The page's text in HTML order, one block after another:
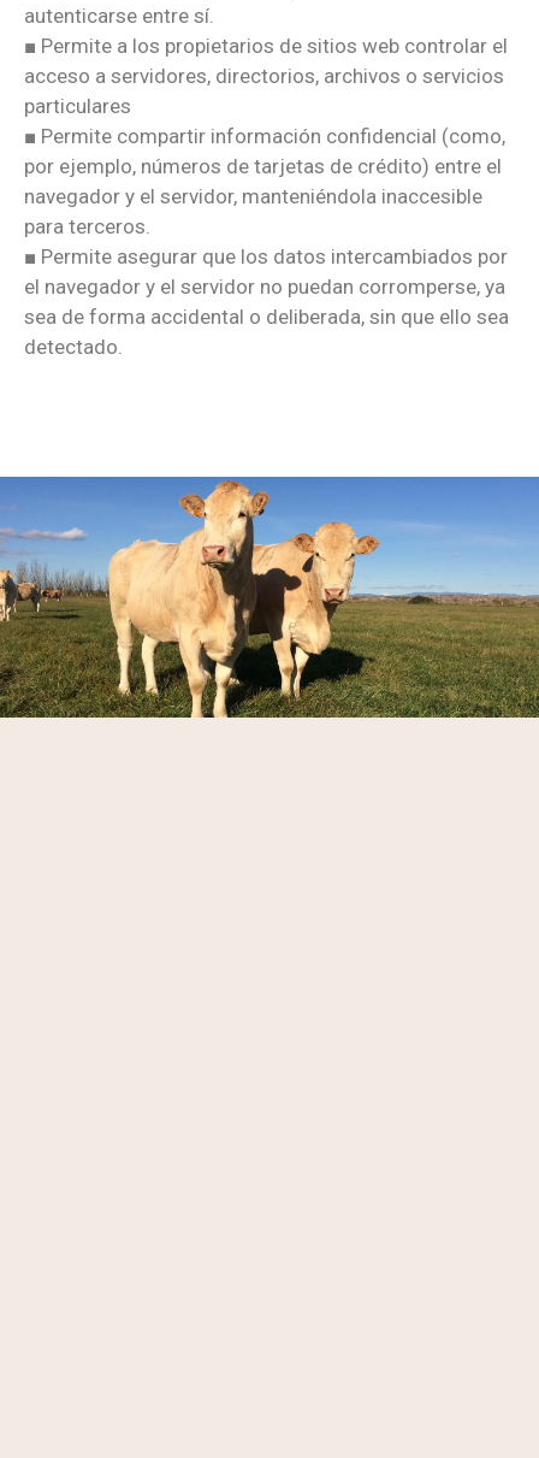
autenticarse entre sí.
■ Permite a los propietarios de sitios web controlar el
acceso a servidores, directorios, archivos o servicios
particulares
■ Permite compartir información confidencial (como,
por ejemplo, números de tarjetas de crédito) entre el
navegador y el servidor, manteniéndola inaccesible
para terceros.
■ Permite asegurar que los datos intercambiados por
el navegador y el servidor no puedan corromperse, ya
sea de forma accidental o deliberada, sin que ello sea
detectado.